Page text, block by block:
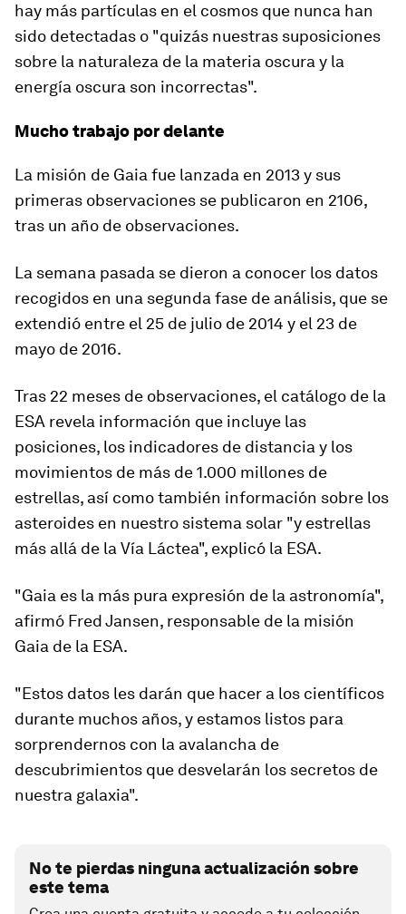
hay más partículas en el cosmos que nunca han
sido detectadas o "quizás nuestras suposiciones
sobre la naturaleza de la materia oscura y la
energía oscura son incorrectas".
Mucho trabajo por delante
La misión de Gaia fue lanzada en 2013 y sus
primeras observaciones se publicaron en 2106,
tras un año de observaciones.
La semana pasada se dieron a conocer los datos
recogidos en una segunda fase de análisis, que se
extendió entre el 25 de julio de 2014 y el 23 de
mayo de 2016.
Tras 22 meses de observaciones, el catálogo de la
ESA revela información que incluye las
posiciones, los indicadores de distancia y los
movimientos de más de 1.000 millones de
estrellas, así como también información sobre los
asteroides en nuestro sistema solar "y estrellas
más allá de la Vía Láctea", explicó la ESA.
"Gaia es la más pura expresión de la astronomía",
afirmó Fred Jansen, responsable de la misión
Gaia de la ESA.
"Estos datos les darán que hacer a los científicos
durante muchos años, y estamos listos para
sorprendernos con la avalancha de
descubrimientos que desvelarán los secretos de
nuestra galaxia".
No te pierdas ninguna actualización sobre
este tema